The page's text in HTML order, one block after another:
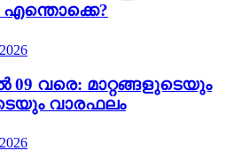
എന്തൊക്കെ?
09 വരെ: മാറ്റങ്ങളുടെയും
വാരഫലം